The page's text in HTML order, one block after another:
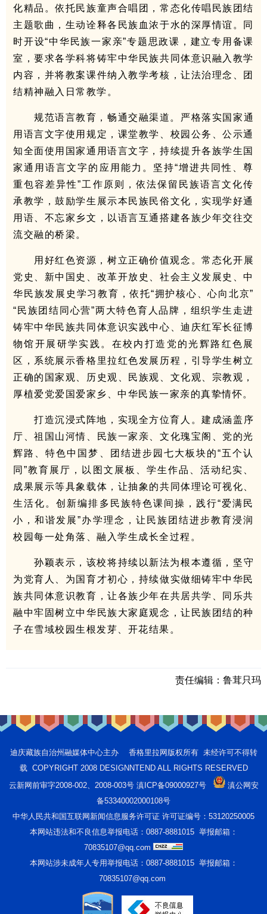
化精品。依托民族童声合唱团，常态化传唱民族团结
主题歌曲，生动诠释各民族血浓于水的深厚情谊。同
时开设“中华民族一家亲”专题思政课，建立专用备课
室，要求各学科将铸牢中华民族共同体意识融入教学
内容，并将教案课件纳入教学考核，让法治理念、团
结精神融入日常教学。
规范语言教育，畅通交融渠道。严格落实国家通
用语言文字使用规定，课堂教学、校园公务、公示通
知全面使用国家通用语言文字，持续提升各族学生国
家通用语言文字的应用能力。坚持“增进共同性、尊
重包容差异性”工作原则，依法保留民族语言文化传
承教学，鼓励学生展示本民族民俗文化，实现学好通
用语、不忘家乡文，以语言互通搭建各族少年交往交
流交融的桥梁。
用好红色资源，树立正确价值观念。常态化开展
党史、新中国史、改革开放史、社会主义发展史、中
华民族发展史学习教育，依托“拥护核心、心向北京”
“民族团结同心营”两大特色育人品牌，组织学生走进
铸牢中华民族共同体意识实践中心、迪庆红军长征博
物馆开展研学实践。在校内打造党的光辉路红色展
区，系统展示香格里拉红色发展历程，引导学生树立
正确的国家观、历史观、民族观、文化观、宗教观，
厚植爱党爱国爱家乡、中华民族一家亲的真挚情怀。
打造沉浸式阵地，实现全方位育人。建成涵盖序
厅、祖国山河情、民族一家亲、文化瑰宝阁、党的光
辉路、特色中国梦、团结进步园七大板块的“五个认
同”教育展厅，以图文展板、学生作品、活动纪实、
成果展示等具象载体，让抽象的共同体理论可视化、
生活化。创新编排多民族特色课间操，践行“爱满民
小，和谐发展”办学理念，让民族团结进步教育浸润
校园每一处角落、融入学生成长全过程。
孙颖表示，该校将持续以新法为根本遵循，坚守
为党育人、为国育才初心，持续做实做细铸牢中华民
族共同体意识教育，让各族少年在共居共学、同乐共
融中牢固树立中华民族大家庭观念，让民族团结的种
子在雪域校园生根发芽、开花结果。
责任编辑： 鲁茸只玛
迪庆藏族自治州融媒体中心主办 香格里拉网版权所有 未经许可不得转
载 COPYRIGHT 2008 DESIGNNTEND ALL RIGHTS RESERVED
云新网前审字2008-002、2008-003号 滇ICP备09000927号
滇公网安
备53340002000108号
中华人民共和国互联网新闻信息服务许可证 许可证编号：53120250005
本网站违法和不良信息举报电话：0887-8881015 举报邮箱：
70835107@qq.com
本网站涉未成年人专用举报电话：0887-8881015 举报邮箱：
70835107@qq.com